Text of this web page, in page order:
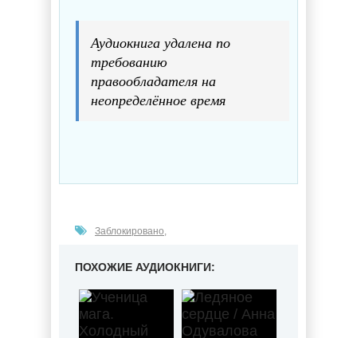
Аудиокнига удалена по
требованию
правообладателя на
неопределённое время
Заблокировано,
ПОХОЖИЕ АУДИОКНИГИ: